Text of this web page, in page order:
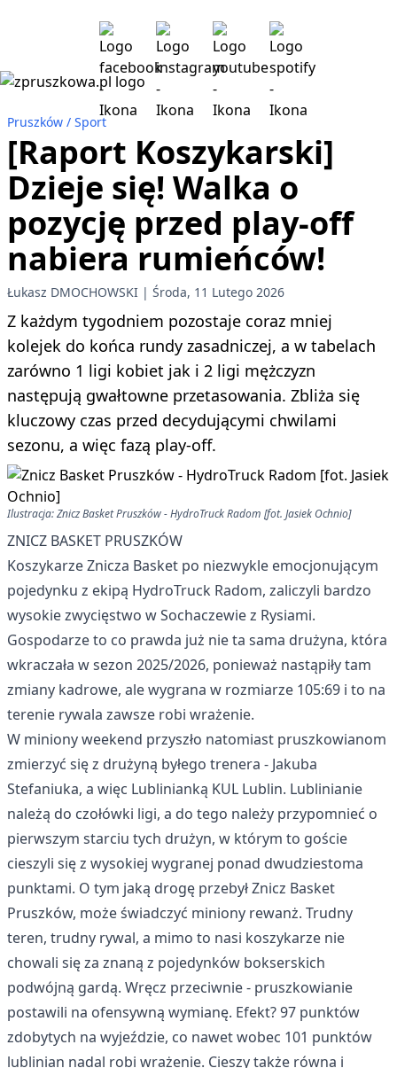
Pruszków Sport
[Raport Koszykarski]
Dzieje się! Walka o
pozycję przed play-off
nabiera rumieńców!
Łukasz DMOCHOWSKI Środa, 11 Lutego 2026
Z każdym tygodniem pozostaje coraz mniej
kolejek do końca rundy zasadniczej, a w tabelach
zarówno 1 ligi kobiet jak i 2 ligi mężczyzn
następują gwałtowne przetasowania. Zbliża się
kluczowy czas przed decydującymi chwilami
sezonu, a więc fazą play-off.
Ilustracja: Znicz Basket Pruszków - HydroTruck Radom [fot. Jasiek Ochnio]
ZNICZ BASKET PRUSZKÓW
Koszykarze Znicza Basket po niezwykle emocjonującym
pojedynku z ekipą HydroTruck Radom, zaliczyli bardzo
wysokie zwycięstwo w Sochaczewie z Rysiami.
Gospodarze to co prawda już nie ta sama drużyna, która
wkraczała w sezon 2025/2026, ponieważ nastąpiły tam
zmiany kadrowe, ale wygrana w rozmiarze 105:69 i to na
terenie rywala zawsze robi wrażenie.
W miniony weekend przyszło natomiast pruszkowianom
zmierzyć się z drużyną byłego trenera - Jakuba
Stefaniuka, a więc Lublinianką KUL Lublin. Lublinianie
należą do czołówki ligi, a do tego należy przypomnieć o
pierwszym starciu tych drużyn, w którym to goście
cieszyli się z wysokiej wygranej ponad dwudziestoma
punktami. O tym jaką drogę przebył Znicz Basket
Pruszków, może świadczyć miniony rewanż. Trudny
teren, trudny rywal, a mimo to nasi koszykarze nie
chowali się za znaną z pojedynków bokserskich
podwójną gardą. Wręcz przeciwnie - pruszkowianie
postawili na ofensywną wymianę. Efekt? 97 punktów
zdobytych na wyjeździe, co nawet wobec 101 punktów
lublinian nadal robi wrażenie. Cieszy także równa i